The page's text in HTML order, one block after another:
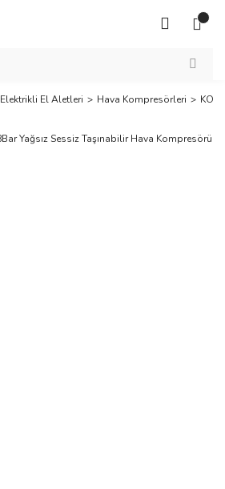
Elektrikli El Aletleri Hava Kompresörleri